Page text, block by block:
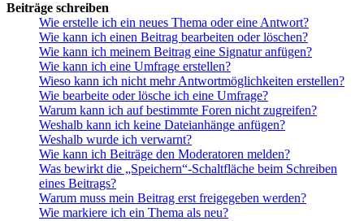
Beiträge schreiben
Wie erstelle ich ein neues Thema oder eine Antwort?
Wie kann ich einen Beitrag bearbeiten oder löschen?
Wie kann ich meinem Beitrag eine Signatur anfügen?
Wie kann ich eine Umfrage erstellen?
Wieso kann ich nicht mehr Antwortmöglichkeiten erstellen?
Wie bearbeite oder lösche ich eine Umfrage?
Warum kann ich auf bestimmte Foren nicht zugreifen?
Weshalb kann ich keine Dateianhänge anfügen?
Weshalb wurde ich verwarnt?
Wie kann ich Beiträge den Moderatoren melden?
Was bewirkt die „Speichern“-Schaltfläche beim Schreiben
eines Beitrags?
Warum muss mein Beitrag erst freigegeben werden?
Wie markiere ich ein Thema als neu?